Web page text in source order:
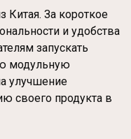
Китая. За короткое
и удобства
запускать
модульную
улучшение
своего продукта в